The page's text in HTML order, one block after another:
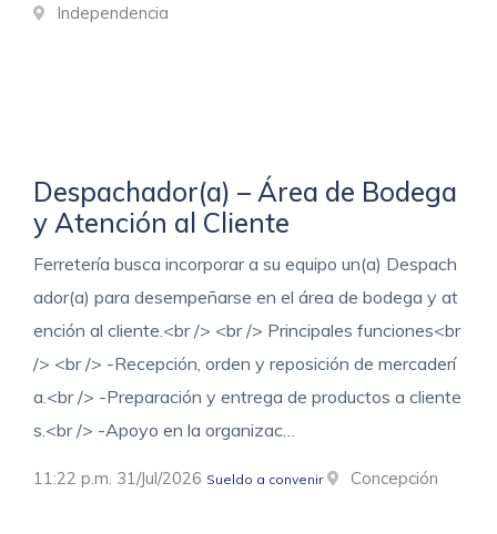
Independencia
Despachador(a) – Área de Bodega
y Atención al Cliente
Ferretería busca incorporar a su equipo un(a) Despach
ador(a) para desempeñarse en el área de bodega y at
ención al cliente.<br /> <br /> Principales funciones<br
/> <br /> -Recepción, orden y reposición de mercaderí
a.<br /> -Preparación y entrega de productos a cliente
s.<br /> -Apoyo en la organizac…
11:22 p.m. 31/Jul/2026 Sueldo a convenir Concepción